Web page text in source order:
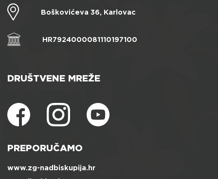
Boškovićeva 36, Karlovac
HR7924000081110197100
DRUŠTVENE MREŽE
PREPORUČAMO
www.zg-nadbiskupija.hr